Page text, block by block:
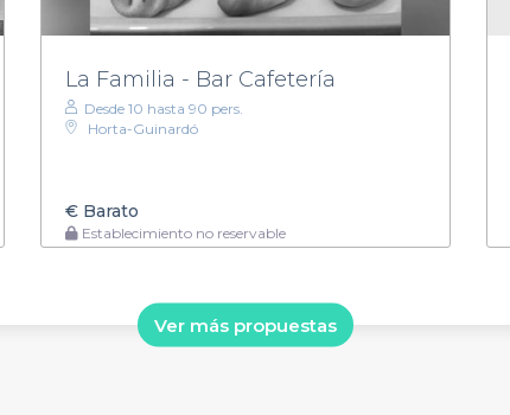
La Familia - Bar Cafetería
Desde 10 hasta 90 pers.
Horta-Guinardó
€Barato
Establecimiento no reservable
Ver más propuestas